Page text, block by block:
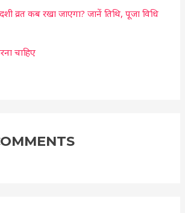
व्रत कब रखा जाएगा? जानें तिथि, पूजा विधि
चाहिए